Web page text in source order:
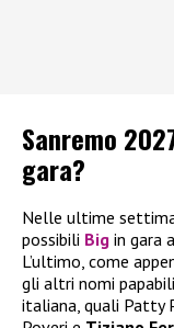
Sanremo
gara?
Nelle ultime
possibili Big in gara
L’ultimo, come
gli altri nomi
italiana, quali Patty